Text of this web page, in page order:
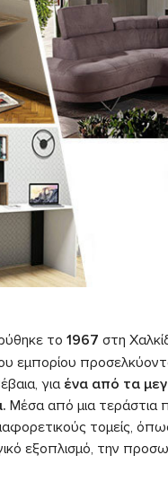
το 1967 στη
εμπορίου
για ένα από τα
Μέσα από μια τεράστια
τομείς,
εξοπλισμό, την